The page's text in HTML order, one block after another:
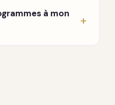
répond à vos
les invitations par
à mon